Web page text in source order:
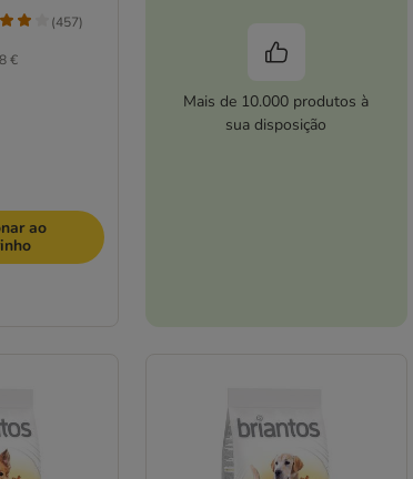
€
(457)
ao
Mais de 10.000 produtos à
sua disposição